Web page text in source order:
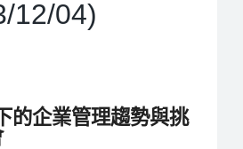
12/04)
的企業管理趨勢與挑